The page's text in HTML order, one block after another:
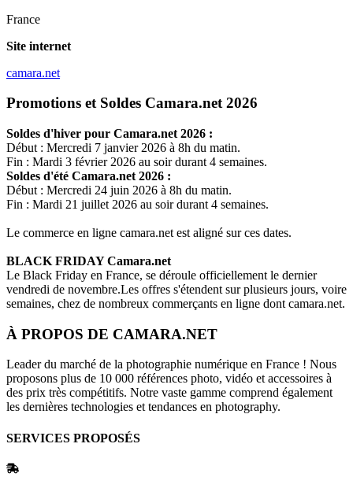
France
Site internet
camara.net
Promotions et Soldes Camara.net 2026
Soldes d'hiver pour Camara.net 2026 :
Début : Mercredi 7 janvier 2026 à 8h du matin.
Fin : Mardi 3 février 2026 au soir durant 4 semaines.
Soldes d'été Camara.net 2026 :
Début : Mercredi 24 juin 2026 à 8h du matin.
Fin : Mardi 21 juillet 2026 au soir durant 4 semaines.
Le commerce en ligne camara.net est aligné sur ces dates.
BLACK FRIDAYCamara.net
Le Black Friday en France, se déroule officiellement le dernier
vendredi de novembre.Les offres s'étendent sur plusieurs jours, voire
semaines, chez de nombreux commerçants en ligne dont camara.net.
À PROPOS DE CAMARA.NET
Leader du marché de la photographie numérique en France ! Nous
proposons plus de 10 000 références photo, vidéo et accessoires à
des prix très compétitifs. Notre vaste gamme comprend également
les dernières technologies et tendances en photography.
SERVICES PROPOSÉS